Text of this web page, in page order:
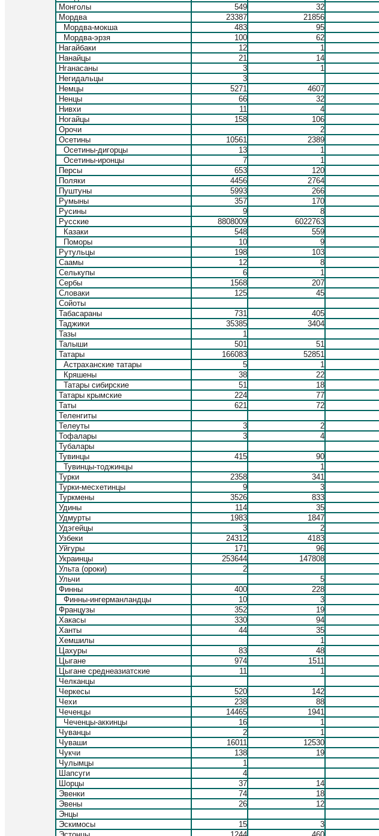
Монголы
549 32
Мордва
23387 21856
Мордва-мокша
483 95
Мордва-эрзя
100 62
Нагайбаки
12 1
Нанайцы
21 14
Нганасаны
3 1
Негидальцы
3
Немцы
5271 4607
Ненцы
66 32
Нивхи
11 4
Ногайцы
158 106
Орочи
2
Осетины
10561 2389
Осетины-дигорцы
13 1
Осетины-иронцы
7 1
Персы
653 120
Поляки
4456 2764
Пуштуны
5993 266
Румыны
357 170
Русины
9 8
Русские
8808009 6022763
Казаки
548 559
Поморы
10 9
Рутульцы
198 103
Саамы
12 8
Селькупы
6 1
Сербы
1568 207
Словаки
125 45
Сойоты
Табасараны
731 405
Таджики
35385 3404
Тазы
1
Талыши
501 51
Татары
166083 52851
Астраханские татары
5 1
Кряшены
38 22
Татары сибирские
51 18
Татары крымские
224 77
Таты
621 72
Теленгиты
Телеуты
3
2
Тофалары
3 4
Тубалары
Тувинцы
415 90
Тувинцы-тоджинцы
1
Турки
2358 341
Турки-месхетинцы
9 3
Туркмены
3526 833
Удины
114
35
Удмурты
1983 1847
Удэгейцы
3 2
Узбеки
24312 4183
Уйгуры
171 96
Украинцы
253644 147808
Ульта (ороки)
2
Ульчи
5
Финны
400 228
Финны-ингерманландцы
10 3
Французы
352 19
Хакасы
330 94
Ханты
44 35
Хемшилы
1
Цахуры
83 48
Цыгане
974 1511
Цыгане среднеазиатские
11 1
Челканцы
Черкесы
520 142
Чехи
238 88
Чеченцы
14465 1941
Чеченцы-аккинцы
16 1
Чуванцы
2 1
Чуваши
16011 12530
Чукчи
138 19
Чулымцы
1
Шапсуги
4
Шорцы
37 14
Эвенки
74 18
Эвены
26 12
Энцы
Эскимосы
15 3